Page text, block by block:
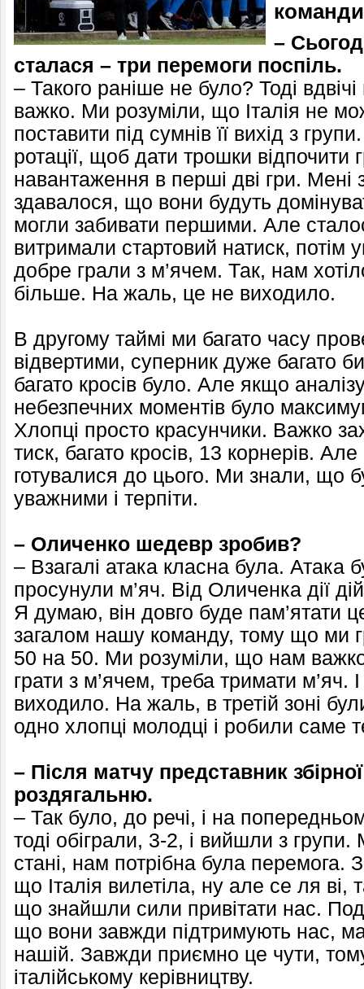
–
сталася – три перемоги поспіль.
– Такого раніше не було? Тоді
важко. Ми розуміли, що Італія не
поставити під сумнів її вихід з
ротації, щоб дати трошки відпочити
навантаження в перші дві гри. Мені
здавалося, що вони будуть
могли забивати першими. Але
витримали стартовий натиск, потім
добре грали з м’ячем. Так, нам
більше. На жаль, це не виходило.
В другому таймі ми багато часу
відвертими, суперник дуже багато
багато кросів було. Але якщо
небезпечних моментів було
Хлопці просто красунчики. Важко
тиск, багато кросів, 13 корнерів.
готувалися до цього. Ми знали, що
уважними і терпіти.
– Оличенко шедевр зробив?
– Взагалі атака класна була. Атака
просунули м’яч. Від Оличенка дії
Я думаю, він довго буде пам’ятати
загалом нашу команду, тому що ми
50 на 50. Ми розуміли, що нам
грати з м’ячем, треба тримати м’яч.
виходило. На жаль, в третій зоні
одно хлопці молодці і робили саме
– Після матчу представник
роздягальню.
– Так було, до речі, і на
тоді обіграли, 3-2, і вийшли з
стані, нам потрібна була перемога.
що Італія вилетіла, ну але се ля
що знайшли сили привітати нас.
що вони завжди підтримують нас,
нашій. Завжди приємно це чути,
італійському керівництву.